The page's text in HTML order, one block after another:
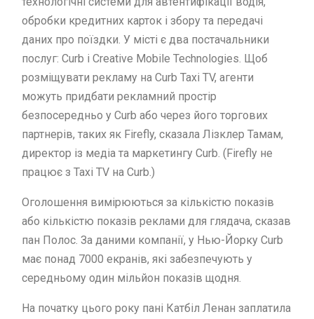
обробки кредитних карток і збору та передачі
даних про поїздки. У місті є два постачальники
послуг: Curb і Creative Mobile Technologies. Щоб
розміщувати рекламу на Curb Taxi TV, агенти
можуть придбати рекламний простір
безпосередньо у Curb або через його торгових
партнерів, таких як Firefly, сказала Лізклер Тамам,
директор із медіа та маркетингу Curb. (Firefly не
працює з Taxi TV на Curb.)
Оголошення вимірюються за кількістю показів
або кількістю показів реклами для глядача, сказав
пан Полос. За даними компанії, у Нью-Йорку Curb
має понад 7000 екранів, які забезпечують у
середньому один мільйон показів щодня.
На початку цього року пані Катбіл Ленан заплатила